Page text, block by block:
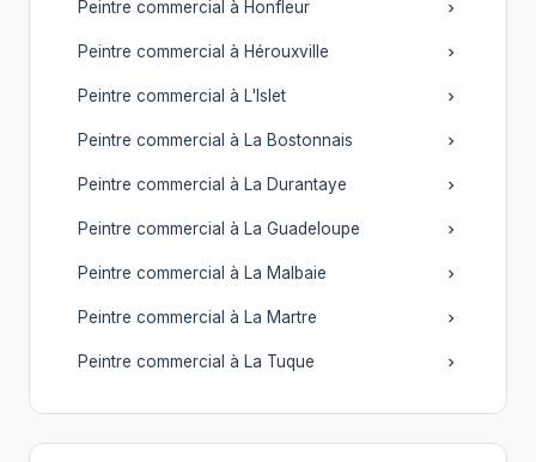
Peintre commercial à Honfleur
Peintre commercial à Hérouxville
Peintre commercial à L'Islet
Peintre commercial à La Bostonnais
Peintre commercial à La Durantaye
Peintre commercial à La Guadeloupe
Peintre commercial à La Malbaie
Peintre commercial à La Martre
Peintre commercial à La Tuque